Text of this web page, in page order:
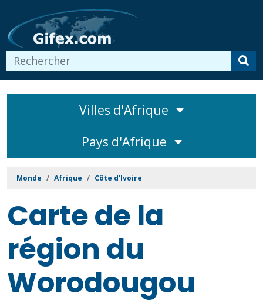
Villes d'Afrique
Pays d'Afrique
Monde Afrique Côte d'Ivoire
Carte de la
région du
Worodougou